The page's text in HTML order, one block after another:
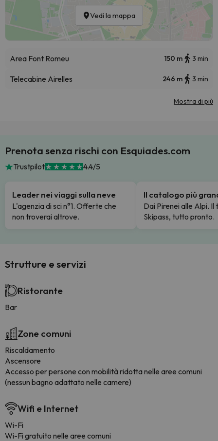
Vedi la mappa
Area Font Romeu 150 m 3 min
Telecabine Airelles 246 m 3 min
Mostra di più
Prenota senza rischi con Esquiades.com
Trustpilot 4.4/5
Leader nei viaggi sulla neve
L'agenzia di sci n°1. Offerte che
non troverai altrove.
Il catalogo più
Dai Pirenei alle Alpi. Il
Skipass, tutto pronto.
Strutture e servizi
Ristorante
Bar
Zone comuni
Riscaldamento
Ascensore
Accesso per persone con mobilità ridotta nelle aree comuni
(nessun bagno adattato nelle camere)
Wifi e Internet
Wi-Fi
Wi-Fi gratuito nelle aree comuni